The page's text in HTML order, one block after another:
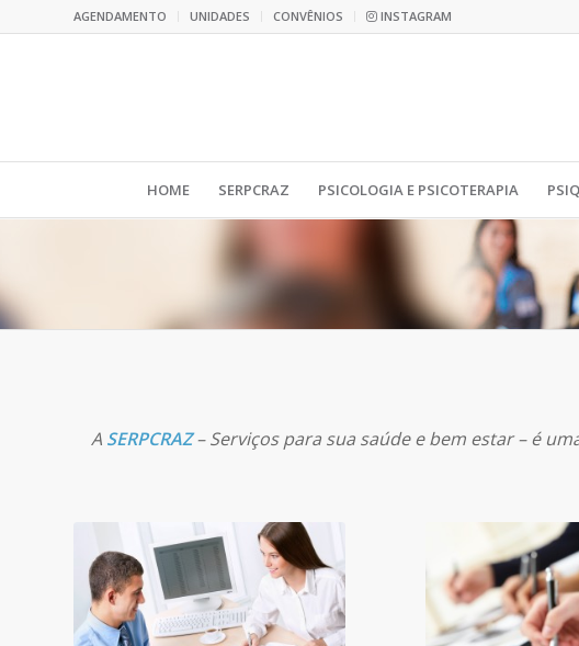
AGENDAMENTO UNIDADES CONVÊNIOS INSTAGRAM
HOME SERPCRAZ PSICOLOGIA E PSICOTERAPIA
A SERPCRAZ– Serviços para sua saúde e bem estar – é
PORTE DE ARMA